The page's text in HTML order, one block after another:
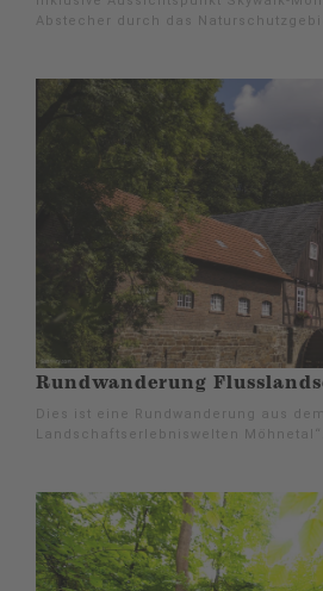
Abstecher durch das
Rundwanderung
Dies ist eine Rundwanderung aus
Landschaftserlebniswelten Möhnetal“.